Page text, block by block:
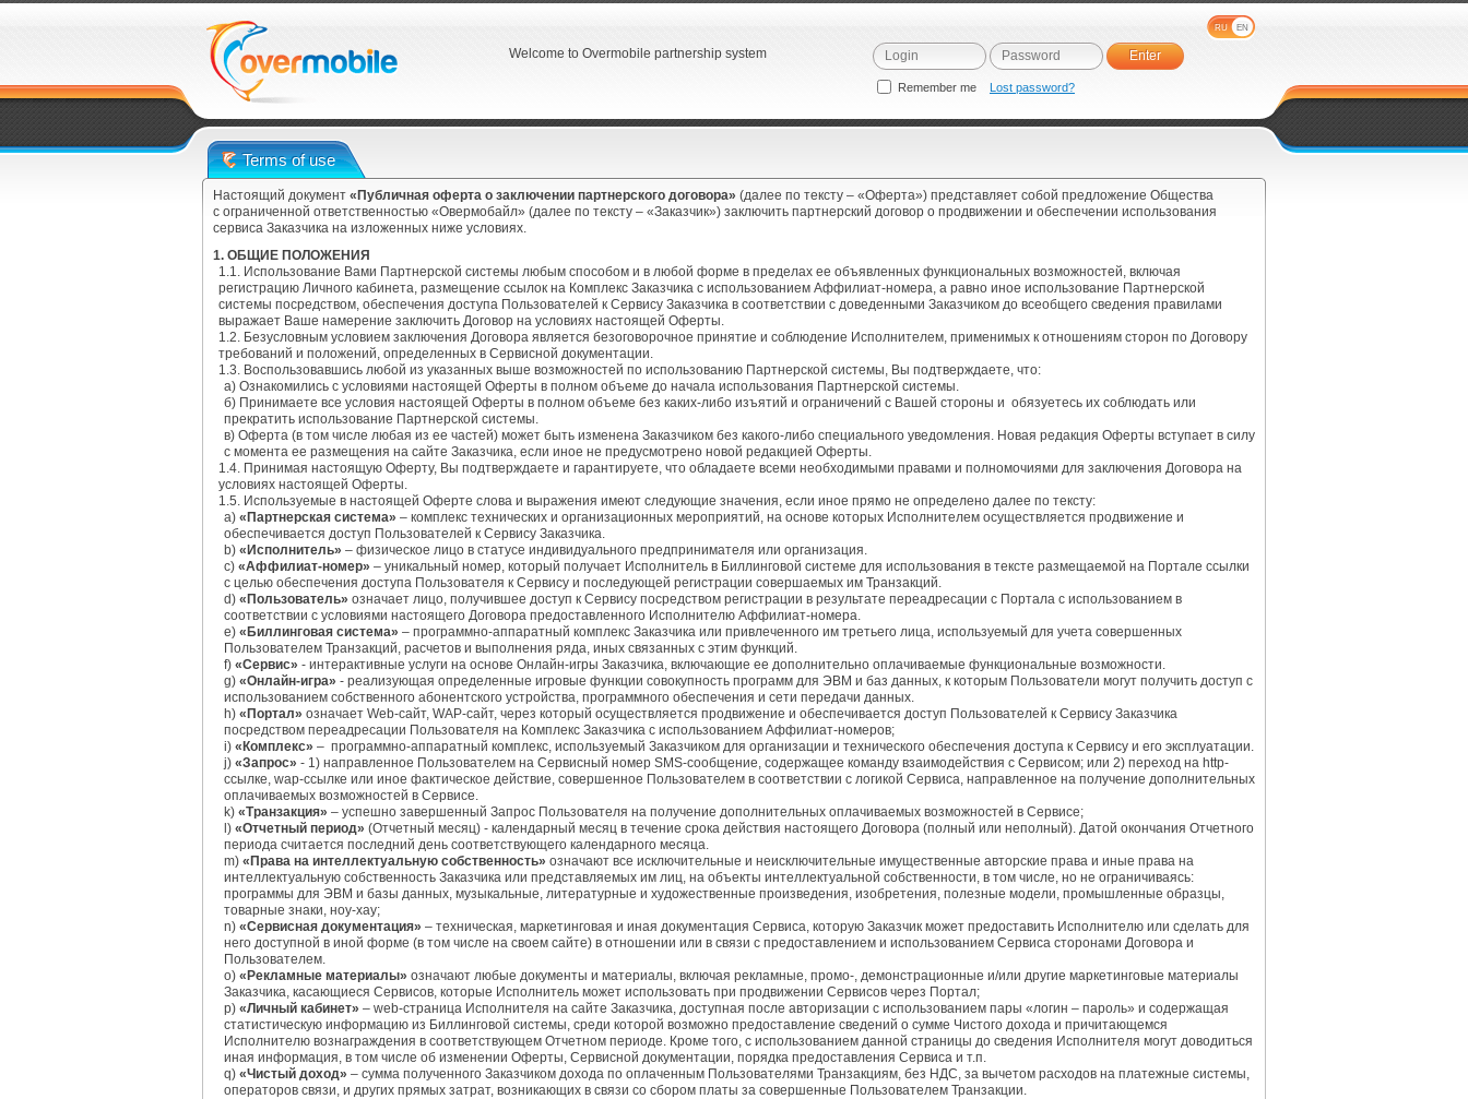
Welcome to Overmobile partnership system
Remember me Lost password?
RU EN
Terms of use
Настоящий документ «Публичная оферта о заключении партнерского договора» (далее по тексту – «Оферта») представляет собой предложение Общества
с ограниченной ответственностью «Овермобайл» (далее по тексту – «Заказчик») заключить партнерский договор о продвижении и обеспечении использования
сервиса Заказчика на изложенных ниже условиях.
1. ОБЩИЕ ПОЛОЖЕНИЯ
1.1. Использование Вами Партнерской системы любым способом и в любой форме в пределах ее объявленных функциональных возможностей, включая
регистрацию Личного кабинета, размещение ссылок на Комплекс Заказчика с использованием Аффилиат-номера, а равно иное использование Партнерской
системы посредством, обеспечения доступа Пользователей к Сервису Заказчика в соответствии с доведенными Заказчиком до всеобщего сведения правилами
выражает Ваше намерение заключить Договор на условиях настоящей Оферты.
1.2. Безусловным условием заключения Договора является безоговорочное принятие и соблюдение Исполнителем, применимых к отношениям сторон по Договору
требований и положений, определенных в Сервисной документации.
1.3. Воспользовавшись любой из указанных выше возможностей по использованию Партнерской системы, Вы подтверждаете, что:
а) Ознакомились с условиями настоящей Оферты в полном объеме до начала использования Партнерской системы.
б) Принимаете все условия настоящей Оферты в полном объеме без каких-либо изъятий и ограничений с Вашей стороны и обязуетесь их соблюдать или
прекратить использование Партнерской системы.
в) Оферта (в том числе любая из ее частей) может быть изменена Заказчиком без какого-либо специального уведомления. Новая редакция Оферты вступает в силу
с момента ее размещения на сайте Заказчика, если иное не предусмотрено новой редакцией Оферты.
1.4. Принимая настоящую Оферту, Вы подтверждаете и гарантируете, что обладаете всеми необходимыми правами и полномочиями для заключения Договора на
условиях настоящей Оферты.
1.5. Используемые в настоящей Оферте слова и выражения имеют следующие значения, если иное прямо не определено далее по тексту:
а) «Партнерская система» – комплекс технических и организационных мероприятий, на основе которых Исполнителем осуществляется продвижение и
обеспечивается доступ Пользователей к Сервису Заказчика.
b) «Исполнитель» – физическое лицо в статусе индивидуального предпринимателя или организация.
c) «Аффилиат-номер» – уникальный номер, который получает Исполнитель в Биллинговой системе для использования в тексте размещаемой на Портале ссылки
с целью обеспечения доступа Пользователя к Сервису и последующей регистрации совершаемых им Транзакций.
d) «Пользователь» означает лицо, получившее доступ к Сервису посредством регистрации в результате переадресации с Портала с использованием в
соответствии с условиями настоящего Договора предоставленного Исполнителю Аффилиат-номера.
e) «Биллинговая система» – программно-аппаратный комплекс Заказчика или привлеченного им третьего лица, используемый для учета совершенных
Пользователем Транзакций, расчетов и выполнения ряда, иных связанных с этим функций.
f) «Сервис» - интерактивные услуги на основе Онлайн-игры Заказчика, включающие ее дополнительно оплачиваемые функциональные возможности.
g) «Онлайн-игра» - реализующая определенные игровые функции совокупность программ для ЭВМ и баз данных, к которым Пользователи могут получить доступ с
использованием собственного абонентского устройства, программного обеспечения и сети передачи данных.
h) «Портал» означает Web-сайт, WAP-сайт, через который осуществляется продвижение и обеспечивается доступ Пользователей к Сервису Заказчика
посредством переадресации Пользователя на Комплекс Заказчика с использованием Аффилиат-номеров;
i) «Комплекс» – программно-аппаратный комплекс, используемый Заказчиком для организации и технического обеспечения доступа к Сервису и его эксплуатации.
j) «Запрос» - 1) направленное Пользователем на Сервисный номер SMS-сообщение, содержащее команду взаимодействия с Сервисом; или 2) переход на http-
ссылке, wap-ссылке или иное фактическое действие, совершенное Пользователем в соответствии с логикой Сервиса, направленное на получение дополнительных
оплачиваемых возможностей в Сервисе.
k) «Транзакция» – успешно завершенный Запрос Пользователя на получение дополнительных оплачиваемых возможностей в Сервисе;
l) «Отчетный период» (Отчетный месяц) - календарный месяц в течение срока действия настоящего Договора (полный или неполный). Датой окончания Отчетного
периода считается последний день соответствующего календарного месяца.
m) «Права на интеллектуальную собственность» означают все исключительные и неисключительные имущественные авторские права и иные права на
интеллектуальную собственность Заказчика или представляемых им лиц, на объекты интеллектуальной собственности, в том числе, но не ограничиваясь:
программы для ЭВМ и базы данных, музыкальные, литературные и художественные произведения, изобретения, полезные модели, промышленные образцы,
товарные знаки, ноу-хау;
n) «Сервисная документация» – техническая, маркетинговая и иная документация Сервиса, которую Заказчик может предоставить Исполнителю или сделать для
него доступной в иной форме (в том числе на своем сайте) в отношении или в связи с предоставлением и использованием Сервиса сторонами Договора и
Пользователем.
o) «Рекламные материалы» означают любые документы и материалы, включая рекламные, промо-, демонстрационные и/или другие маркетинговые материалы
Заказчика, касающиеся Сервисов, которые Исполнитель может использовать при продвижении Сервисов через Портал;
p) «Личный кабинет» – web-страница Исполнителя на сайте Заказчика, доступная после авторизации с использованием пары «логин – пароль» и содержащая
статистическую информацию из Биллинговой системы, среди которой возможно предоставление сведений о сумме Чистого дохода и причитающемся
Исполнителю вознаграждения в соответствующем Отчетном периоде. Кроме того, с использованием данной страницы до сведения Исполнителя могут доводиться
иная информация, в том числе об изменении Оферты, Сервисной документации, порядка предоставления Сервиса и т.п.
q) «Чистый доход» – сумма полученного Заказчиком дохода по оплаченным Пользователями Транзакциям, без НДС, за вычетом расходов на платежные системы,
операторов связи, и других прямых затрат, возникающих в связи со сбором платы за совершенные Пользователем Транзакции.